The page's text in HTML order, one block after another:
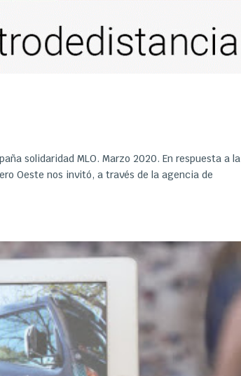
solidaridad MLO. Marzo 2020. En respuesta a la
Oeste nos invitó, a través de la agencia de